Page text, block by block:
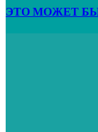
ЭТО МОЖЕТ